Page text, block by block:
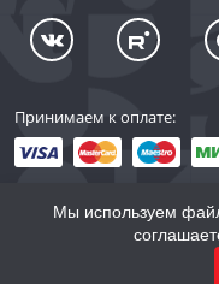
Принимаем к оплате:
© 2002–2026 «Торговый
Мы используем